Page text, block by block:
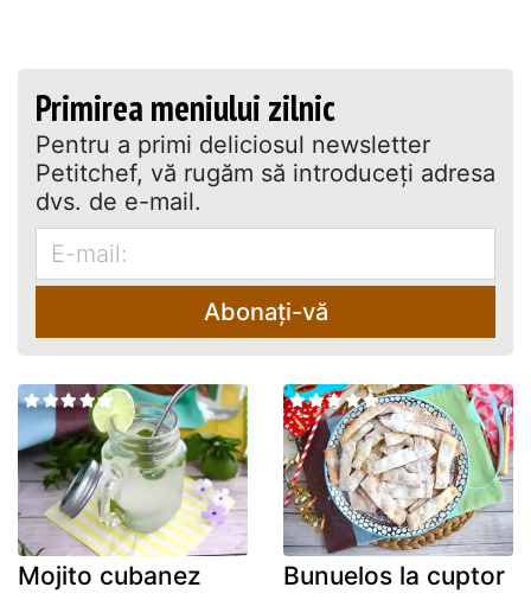
Primirea meniului zilnic
Pentru a primi deliciosul newsletter
Petitchef, vă rugăm să introduceţi adresa
dvs. de e-mail.
Abonați-vă
Mojito cubanez Bunuelos la cuptor